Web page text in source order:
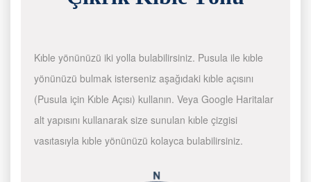
Kıble yönünüzü iki yolla bulabilirsiniz. Pusula ile kıble
yönünüzü bulmak isterseniz aşağıdaki kıble açısını
(Pusula için Kıble Açısı) kullanın. Veya Google Haritalar
alt yapısını kullanarak size sunulan kıble çizgisi
vasıtasıyla kıble yönünüzü kolayca bulabilirsiniz.